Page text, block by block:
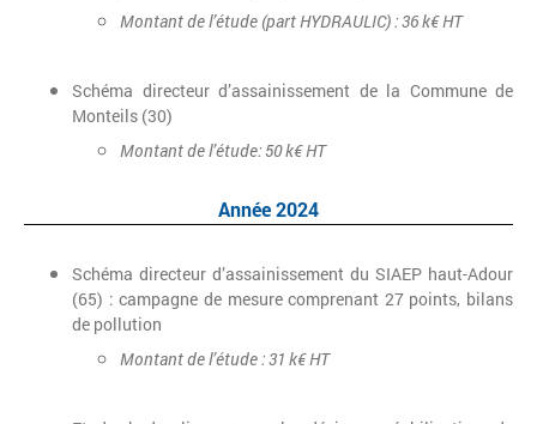
Montant de l’étude (part HYDRAULIC) : 36 k€ HT
Schéma directeur d’assainissement de la Commune de
Monteils (30)
Montant de l’étude: 50 k€ HT
Année 2024
Schéma directeur d’assainissement du SIAEP haut-Adour
(65) : campagne de mesure comprenant 27 points, bilans
de pollution
Montant de l’étude : 31 k€ HT